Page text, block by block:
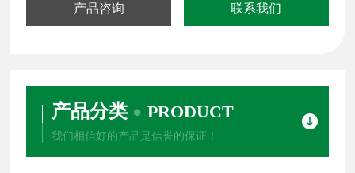
产品咨询 联系我们
产品分类 PRODUCT
我们相信好的产品是信誉的保证！